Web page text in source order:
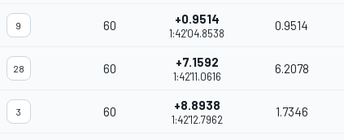
9 60 +0.9514
1:42'04.8538
0.9514
28 60 +7.1592
1:42'11.0616
6.2078
3 60 +8.8938
1:42'12.7962
1.7346